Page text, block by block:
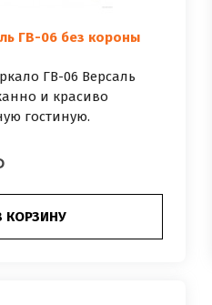
ГВ-06 без короны
ГВ-06 Версаль
и красиво
гостиную.
КОРЗИНУ